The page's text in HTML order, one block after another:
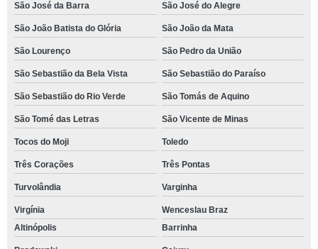
São José da Barra São José do Alegre
São João Batista do Glória São João da Mata
São Lourenço São Pedro da União
São Sebastião da Bela Vista São Sebastião do Paraíso
São Sebastião do Rio Verde São Tomás de Aquino
São Tomé das Letras São Vicente de Minas
Tocos do Moji Toledo
Três Corações Três Pontas
Turvolândia Varginha
Virgínia
Wenceslau Braz
Altinópolis
Barrinha